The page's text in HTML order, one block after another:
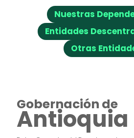
Nuestras
Entidades
Otras
Gobernación de
Antioquia